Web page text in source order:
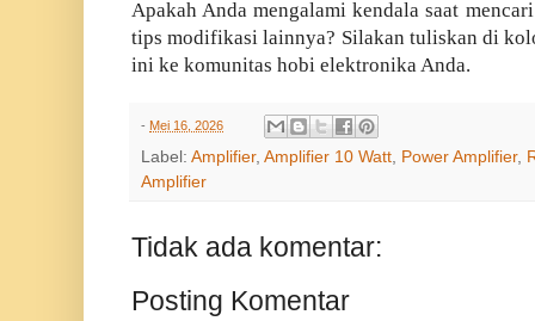
Apakah Anda mengalami kendala saat
tips modifikasi lainnya? Silakan tuliskan di
ini ke komunitas hobi elektronika Anda.
- Mei 16, 2026
Label: Amplifier, Amplifier 10 Watt, Power Amplifier,
Amplifier
Tidak ada komentar:
Posting Komentar